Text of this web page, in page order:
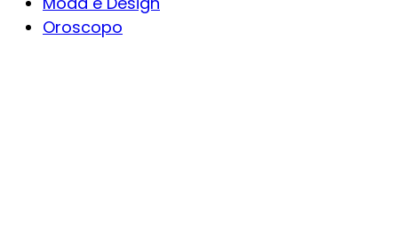
Oroscopo